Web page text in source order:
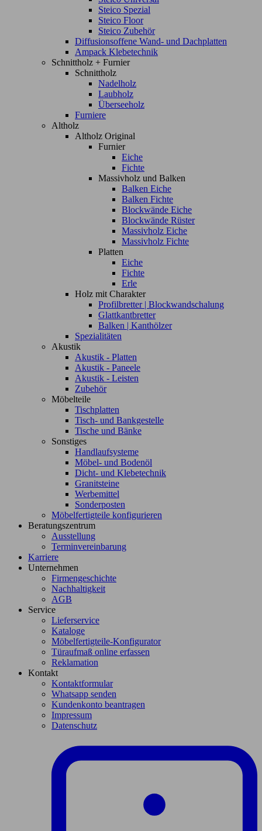
Steico Spezial
Steico Floor
Steico Zubehör
Diffusionsoffene Wand- und Dachplatten
Ampack Klebetechnik
Schnittholz + Furnier
Schnittholz
Nadelholz
Laubholz
Überseeholz
Furniere
Altholz
Altholz Original
Furnier
Eiche
Fichte
Massivholz und Balken
Balken Eiche
Balken Fichte
Blockwände Eiche
Blockwände Rüster
Massivholz Eiche
Massivholz Fichte
Platten
Eiche
Fichte
Erle
Holz mit Charakter
Profilbretter | Blockwandschalung
Glattkantbretter
Balken | Kanthölzer
Spezialitäten
Akustik
Akustik - Platten
Akustik - Paneele
Akustik - Leisten
Zubehör
Möbelteile
Tischplatten
Tisch- und Bankgestelle
Tische und Bänke
Sonstiges
Handlaufsysteme
Möbel- und Bodenöl
Dicht- und Klebetechnik
Granitsteine
Werbemittel
Sonderposten
Möbelfertigteile konfigurieren
Beratungszentrum
Ausstellung
Terminvereinbarung
Karriere
Unternehmen
Firmengeschichte
Nachhaltigkeit
AGB
Service
Lieferservice
Kataloge
Möbelfertigteile-Konfigurator
Türaufmaß online erfassen
Reklamation
Kontakt
Kontaktformular
Whatsapp senden
Kundenkonto beantragen
Impressum
Datenschutz